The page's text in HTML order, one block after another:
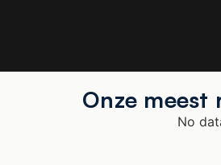
Onze meest
No